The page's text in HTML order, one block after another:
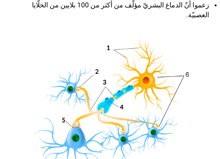
زعموا أنّ الدماغ البشريّ مؤلّف من أكثر من 100 بلايين من الخلّايا
العصبيّة.